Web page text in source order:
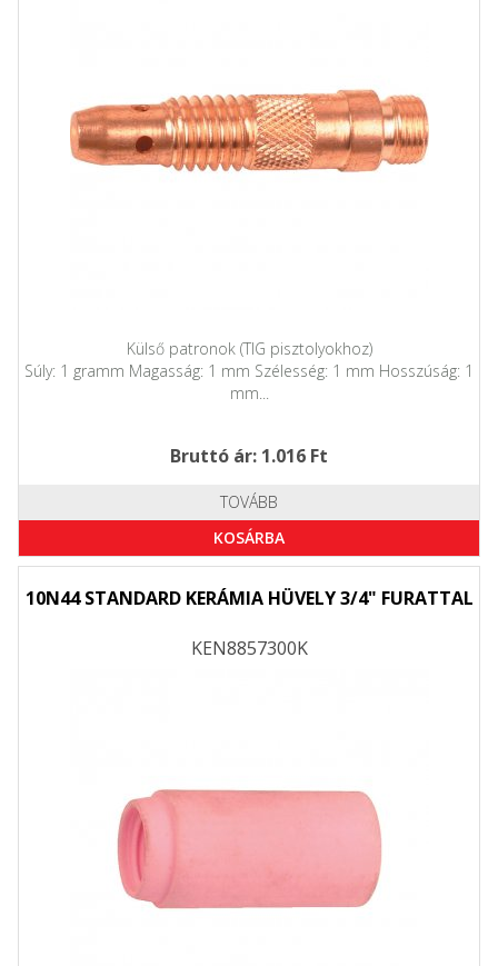
Külső patronok (TIG pisztolyokhoz)
Súly: 1 gramm Magasság: 1 mm Szélesség: 1 mm Hosszúság: 1
mm...
Bruttó ár: 1.016 Ft
TOVÁBB
KOSÁRBA
10N44 STANDARD KERÁMIA HÜVELY 3/4" FURATTAL
KEN8857300K